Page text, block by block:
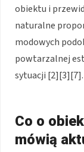
obiektu i
naturalne
modowych
powtarzalnej
sytuacji [2][3][7].
Co o
mówią